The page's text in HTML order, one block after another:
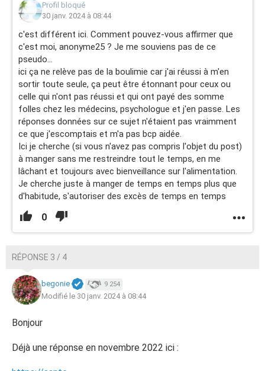
Profil bloqué
30 janv. 2024 à 08:44
c'est différent ici. Comment pouvez-vous affirmer que
c'est moi, anonyme25 ? Je me souviens pas de ce
pseudo...
ici ça ne relève pas de la boulimie car j'ai réussi à m'en
sortir toute seule, ça peut être étonnant pour ceux ou
celle qui n'ont pas réussi et qui ont payé des somme
folles chez les médecins, psychologue et j'en passe. Les
réponses données sur ce sujet n'étaient pas vraimment
ce que j'escomptais et m'a pas bcp aidée.
Ici je cherche (si vous n'avez pas compris l'objet du post)
à manger sans me restreindre tout le temps, en me
lâchant et toujours avec bienveillance sur l'alimentation.
Je cherche juste à manger de temps en temps plus que
d'habitude, s'autoriser des excès de temps en temps
0
RÉPONSE 3 / 4
begonie 9 254
Modifié le 30 janv. 2024 à 08:44
Bonjour
Déjà une réponse en novembre 2022 ici :